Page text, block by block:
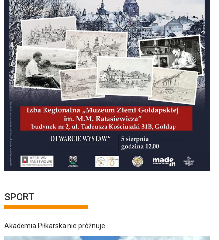
SPORT
Akademia Piłkarska nie próżnuje